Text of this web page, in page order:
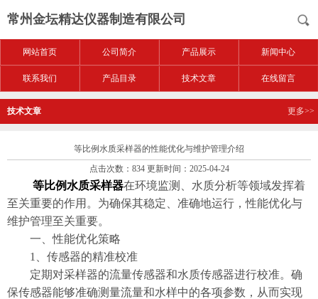
常州金坛精达仪器制造有限公司
网站首页 公司简介 产品展示 新闻中心
联系我们 产品目录 技术文章 在线留言
技术文章 更多>>
等比例水质采样器的性能优化与维护管理介绍
点击次数：834 更新时间：2025-04-24
等比例水质采样器在环境监测、水质分析等领域发挥着
至关重要的作用。为确保其稳定、准确地运行，性能优化与
维护管理至关重要。
​​一、性能优化策略​​
1、​​传感器的精准校准​​
定期对采样器的流量传感器和水质传感器进行校准。确
保传感器能够准确测量流量和水样中的各项参数，从而实现